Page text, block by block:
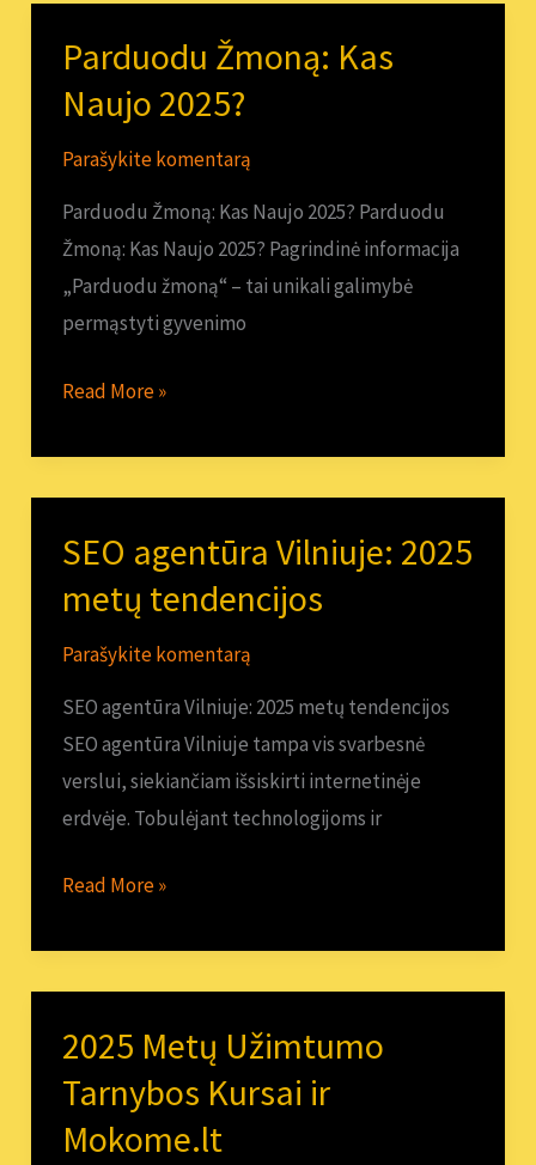
Parduodu Žmoną: Kas
Naujo 2025?
Parašykite komentarą
Parduodu Žmoną: Kas Naujo 2025? Parduodu
Žmoną: Kas Naujo 2025? Pagrindinė informacija
„Parduodu žmoną“ – tai unikali galimybė
permąstyti gyvenimo
Parduodu
Žmoną:
Kas
Naujo
2025?
Read More »
SEO agentūra Vilniuje: 2025
metų tendencijos
Parašykite komentarą
SEO agentūra Vilniuje: 2025 metų tendencijos
SEO agentūra Vilniuje tampa vis svarbesnė
verslui, siekiančiam išsiskirti internetinėje
erdvėje. Tobulėjant technologijoms ir
SEO
agentūra
Vilniuje:
2025
metų
tendencijos
Read More »
2025 Metų Užimtumo
Tarnybos Kursai ir
Mokome.lt
2025
Metų
Užimtumo
Tarnybos